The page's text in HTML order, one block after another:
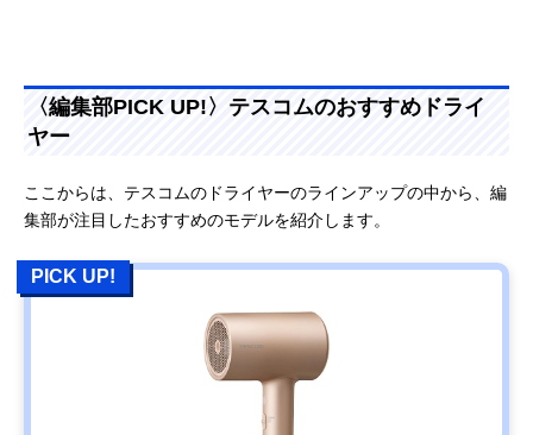
〈編集部PICK UP!〉テスコムのおすすめドライ
ヤー
ここからは、テスコムのドライヤーのラインアップの中から、編
集部が注目したおすすめのモデルを紹介します。
PICK UP!